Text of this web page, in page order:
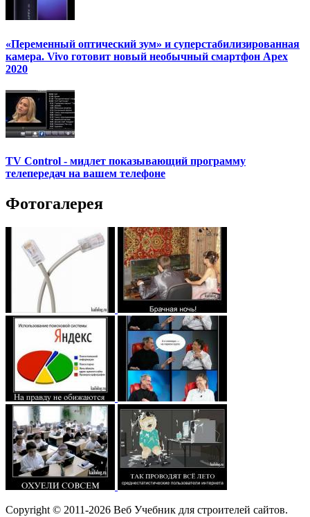
«Переменный оптический зум» и суперстабилизированная
камера. Vivo готовит новый необычный смартфон Apex
2020
TV Control - мидлет показывающий программу
телепередач на вашем телефоне
Фотогалерея
Copyright © 2011-2026 Веб Учебник для строителей сайтов.